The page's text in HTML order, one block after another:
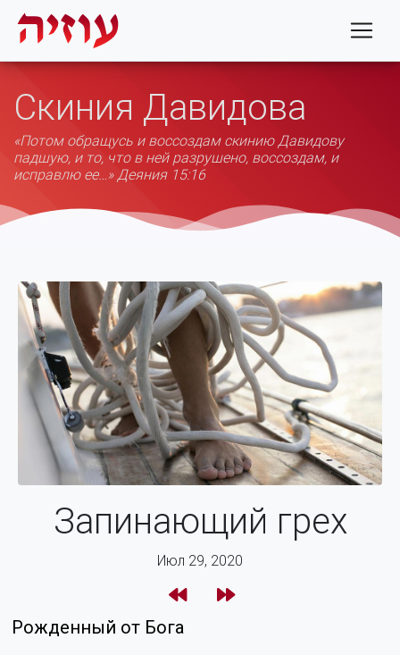
Скиния Давидова
«Потом обращусь и воссоздам скинию Давидову
падшую, и то, что в ней разрушено, воссоздам, и
исправлю ее…» Деяния 15:16
Запинающий грех
Июл 29, 2020
Рожденный от Бога